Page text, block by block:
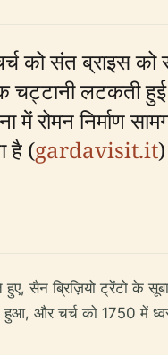
संत ब्राइस को
चट्टानी
में रोमन निर्माण
है (gardavisit.it
सैन ब्रिज़ियो ट्रेंटो के
और चर्च को 1750 में